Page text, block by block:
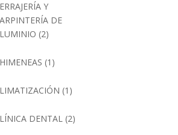
Y
DE
(2)
(1)
(1)
DENTAL (2)